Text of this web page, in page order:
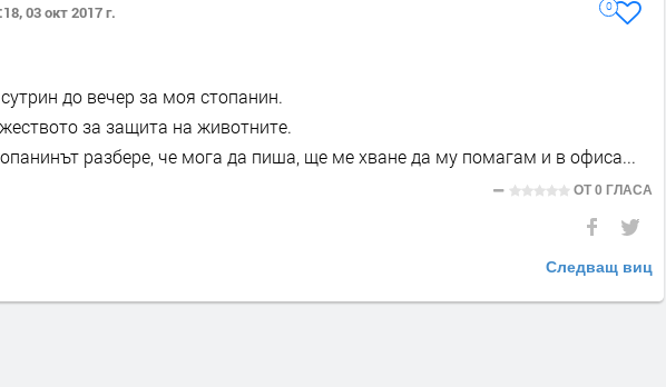
03 окт 2017 г. 0
до вечер за моя стопанин.
за защита на животните.
разбере, че мога да пиша, ще ме хване да му помагам и в офиса...
ОТ0 ГЛАСА
Следващ виц